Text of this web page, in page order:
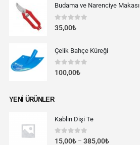
Budama ve Narenciye Makası
0out of 5
35,00₺
Çelik Bahçe Küreği
0 out of 5
100,00₺
YENI ÜRÜNLER
Kablin Dişi Te
0 out of 5
15,00₺ – 385,00₺